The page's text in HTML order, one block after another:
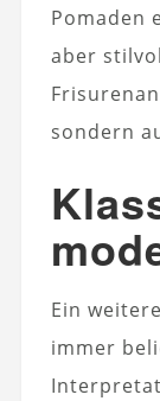
Pomaden
aber
sondern
Ein
immer